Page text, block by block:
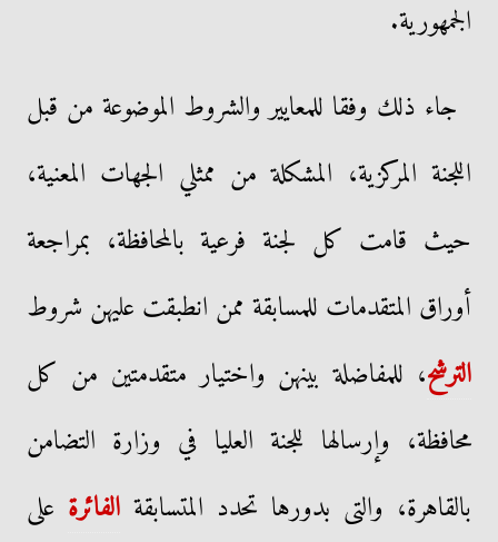
الجمهورية.
جاء ذلك وفقا للمعايير والشروط الموضوعة من قبل
اللجنة المركزية، المشكلة من ممثلي الجهات المعنية،
حيث قامت كل لجنة فرعية بالمحافظة، بمراجعة
أوراق المتقدمات للمسابقة ممن انطبقت عليهن شروط
الترشح، للمفاضلة بينهن واختيار متقدمتين من كل
محافظة، وإرسالها للجنة العليا في وزارة التضامن
بالقاهرة، والتى بدورها تحدد المتسابقة الفائرة على